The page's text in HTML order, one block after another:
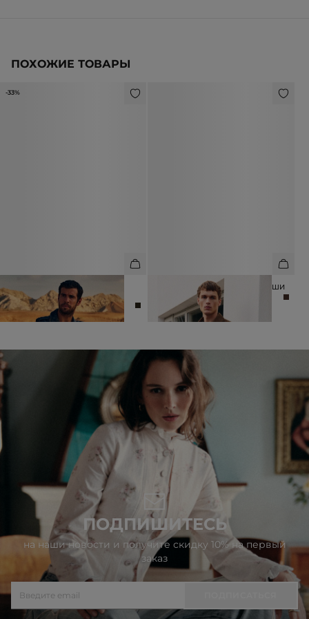
ПОХОЖИЕ ТОВАРЫ
-33%
КОСУХА ИЗ НАТУРАЛЬНОЙ
ПРЕМИАЛЬНОЙ КОЖИ
39 990 ₽59 990 ₽
КУРТКА ИЗ НАТУРАЛЬНОЙ ЗАМШИ
45 990 ₽
ПОДПИШИТЕСЬ
на наши новости и получите скидку 10% на первый
заказ